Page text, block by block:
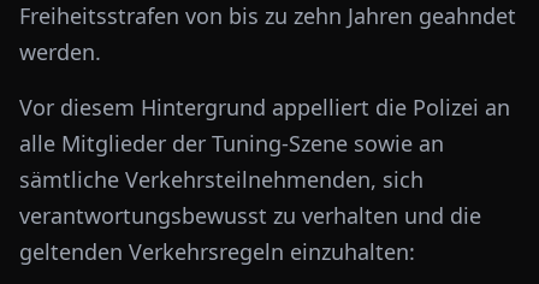
Freiheitsstrafen von bis zu zehn Jahren geahndet
werden.
Vor diesem Hintergrund appelliert die Polizei an
alle Mitglieder der Tuning-Szene sowie an
sämtliche Verkehrsteilnehmenden, sich
verantwortungsbewusst zu verhalten und die
geltenden Verkehrsregeln einzuhalten: